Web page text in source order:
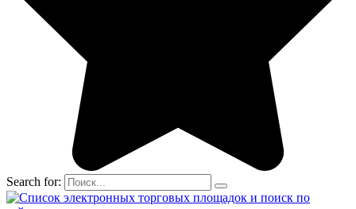
Search for: